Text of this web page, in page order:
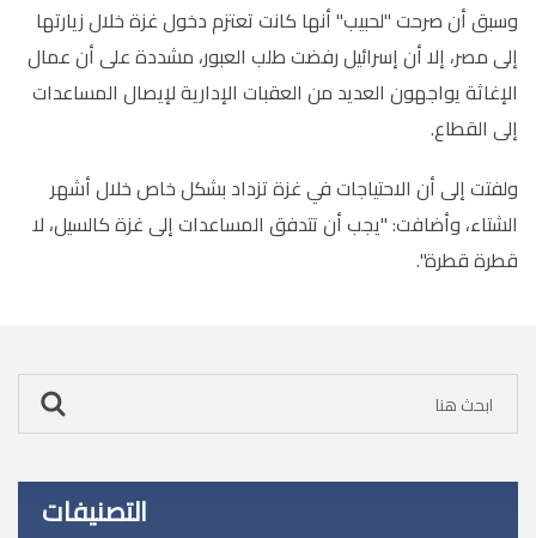
وسبق أن صرحت "لحبيب" أنها كانت تعتزم دخول غزة خلال زيارتها
إلى مصر، إلا أن إسرائيل رفضت طلب العبور، مشددة على أن عمال
الإغاثة يواجهون العديد من العقبات الإدارية لإيصال المساعدات
إلى القطاع.
ولفتت إلى أن الاحتياجات في غزة تزداد بشكل خاص خلال أشهر
الشتاء، وأضافت: "يجب أن تتدفق المساعدات إلى غزة كالسيل، لا
قطرة قطرة".
التصنيفات